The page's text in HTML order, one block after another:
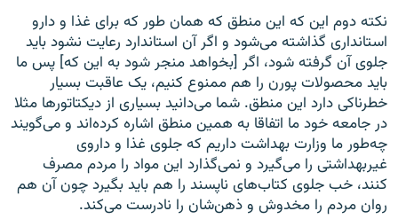
نکته دوم این که این منطق که همان طور که برای غذا و دارو
استانداری گذاشته می‌شود و اگر آن استاندارد رعایت نشود باید
جلوی آن گرفته شود، اگر [بخواهد منجر شود به این که] پس ما
باید محصولات پورن را هم ممنوع کنیم، یک عاقبت بسیار
خطرناکی دارد این منطق. شما می‌دانید بسیاری از دیکتاتورها مثلا
در جامعه خود ما اتفاقا به همین منطق اشاره کرده‌‌اند و می‌گویند
چه‌طور ما وزارت بهداشت داریم که جلوی غذا و داروی
غیربهداشتی را می‌گیرد و نمی‌گذارد این مواد را مردم مصرف
کنند، خب جلوی کتاب‌های ناپسند را هم باید بگیرد چون آن هم
روان مردم را مخدوش و ذهن‌شان را نادرست می‌کند.